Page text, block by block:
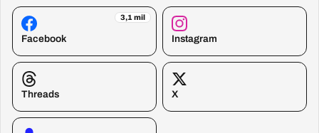
3,1 mil
Facebook Instagram
Threads X